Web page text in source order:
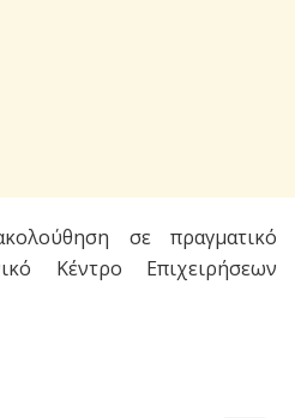
σε πραγματικό
Κέντρο Επιχειρήσεων